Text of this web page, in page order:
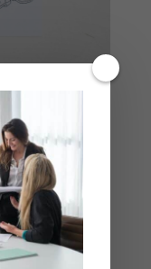
dans
la vente
des autres.